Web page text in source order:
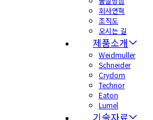
회사연혁
조직도
오시는 길
제품소개
Weidmuller
Schneider
Crydom
Technor
Eaton
Lumel
기술자료